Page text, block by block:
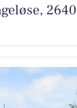
2640